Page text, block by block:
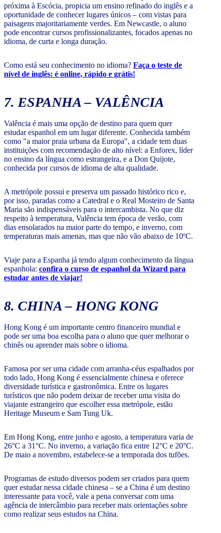
próxima à Escócia, propicia um ensino refinado do inglês e a
oportunidade de conhecer lugares únicos – com vistas para
paisagens majoritariamente verdes. Em Newcastle, o aluno
pode encontrar cursos profissionalizantes, focados apenas no
idioma, de curta e longa duração.
Como está seu conhecimento no idioma? Faça o teste de
nível de inglês: é online, rápido e grátis!
7. ESPANHA – VALÊNCIA
Valência é mais uma opção de destino para quem quer
estudar espanhol em um lugar diferente. Conhecida também
como "a maior praia urbana da Europa", a cidade tem duas
instituições com recomendação de alto nível: a Enforex, líder
no ensino da língua como estrangeira, e a Don Quijote,
conhecida por cursos de idioma de alta qualidade.
A metrópole possui e preserva um passado histórico rico e,
por isso, paradas como a Catedral e o Real Mosteiro de Santa
Maria são indispensáveis para o intercambista. No que diz
respeito à temperatura, Valência tem época de verão, com
dias ensolarados na maior parte do tempo, e inverno, com
temperaturas mais amenas, mas que não vão abaixo de 10ºC.
Viaje para a Espanha já tendo algum conhecimento da língua
espanhola: confira o curso de espanhol da Wizard para
estudar antes de viajar!
8. CHINA – HONG KONG
Hong Kong é um importante centro financeiro mundial e
pode ser uma boa escolha para o aluno que quer melhorar o
chinês ou aprender mais sobre o idioma.
Famosa por ser uma cidade com arranha-céus espalhados por
todo lado, Hong Kong é essencialmente chinesa e oferece
diversidade turística e gastronômica. Entre os lugares
turísticos que não podem deixar de receber uma visita do
viajante estrangeiro que escolher essa metrópole, estão
Heritage Museum e Sam Tung Uk.
Em Hong Kong, entre junho e agosto, a temperatura varia de
26°C a 31°C. No inverno, a variação fica entre 12°C e 20°C.
De maio a novembro, estabelece-se a temporada dos tufões.
Programas de estudo diversos podem ser criados para quem
quer estudar nessa cidade chinesa – se a China é um destino
interessante para você, vale a pena conversar com uma
agência de intercâmbio para receber mais orientações sobre
como realizar seus estudos na China.